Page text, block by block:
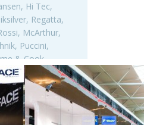
Hi Tec,
Regatta,
McArthur,
Puccini,
& Cook,
Kids,